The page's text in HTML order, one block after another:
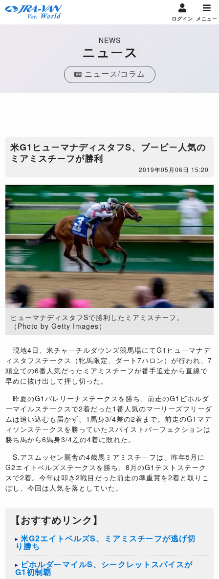
ログイン メニュー
NEWS
ニュース
ニュース/コラム
米G1ヒューマナディスタフS、ブービー人気の
ミアミスチーフが勝利
2019年05月06日 15:20
ヒューマナディスタフSで勝利したミアミスチーフ。
（Photo by Getty Images）
現地4日、米チャーチルダウンズ競馬場にてG1ヒューマナデ
ィスタフステークス（牝馬限定、ダート7ハロン）が行われ、7
頭立ての6番人気だったミアミスチーフが番手追走から直線で
早めに抜け出して押し切った。
昨夏のG1バレリーナステークスを勝ち、前走のG1ビホルダ
ーマイルステークスで2着だった1番人気のマーリーズフリーダ
ムは追い込むも届かず、1馬身3/4差の2着まで。前走のG1マデ
ィソンステークスを勝っていたスパイストパーフェクションは
勝ち馬から6馬身3/4差の4着に敗れた。
S.アスムッセン厩舎の4歳馬ミアミスチーフは、昨年5月に
G2エイトベルズステークスを勝ち、8月のG1テストステーク
スで2着。今年は叩き2戦目だった前走の準重賞を2着と取りこ
ぼし、今回は人気を落としていた。
【おすすめリンク】
米G2エイトベルズS、ミアミスチーフが逃げ切
り勝ち
ビホルダーマイルS、シークレットスパイスが
G1初制覇